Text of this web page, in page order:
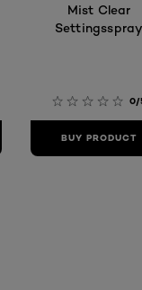
Mist Clear
0/
BUY PRODUCT